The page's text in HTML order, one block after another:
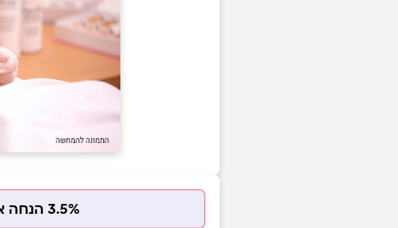
3.5% הנחה אוטומטית למשלמים בכרטיס המועדון